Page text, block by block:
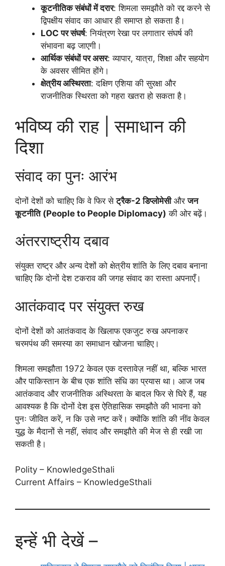
कूटनीतिक संबंधों में दरार: शिमला समझौते को रद्द करने से
द्विपक्षीय संवाद का आधार ही समाप्त हो सकता है।
LOC पर संघर्ष: नियंत्रण रेखा पर लगातार संघर्ष की
संभावना बढ़ जाएगी।
आर्थिक संबंधों पर असर: व्यापार, यात्रा, शिक्षा और सहयोग
के अवसर सीमित होंगे।
क्षेत्रीय अस्थिरता: दक्षिण एशिया की सुरक्षा और
राजनीतिक स्थिरता को गहरा खतरा हो सकता है।
भविष्य की राह | समाधान की
दिशा
संवाद का पुनः आरंभ
दोनों देशों को चाहिए कि वे फिर सेट्रैक-2 डिप्लोमेसीऔरजन
कूटनीति (People to People Diplomacy) की ओर बढ़ें।
अंतरराष्ट्रीय दबाव
संयुक्त राष्ट्र और अन्य देशों को क्षेत्रीय शांति के लिए दबाव बनाना
चाहिए कि दोनों देश टकराव की जगह संवाद का रास्ता अपनाएँ।
आतंकवाद पर संयुक्त रुख
दोनों देशों को आतंकवाद के खिलाफ एकजुट रुख अपनाकर
चरमपंथ की समस्या का समाधान खोजना चाहिए।
शिमला समझौता 1972 केवल एक दस्तावेज़ नहीं था, बल्कि भारत
और पाकिस्तान के बीच एक शांति संधि का प्रयास था। आज जब
आतंकवाद और राजनीतिक अस्थिरता के बादल फिर से घिरे हैं, यह
आवश्यक है कि दोनों देश इस ऐतिहासिक समझौते की भावना को
पुनः जीवित करें, न कि उसे नष्ट करें। क्योंकि शांति की नींव केवल
युद्ध के मैदानों से नहीं, संवाद और समझौते की मेज से ही रखी जा
सकती है।
Polity – KnowledgeSthali
Current Affairs – KnowledgeSthali
इन्हें भी देखें –